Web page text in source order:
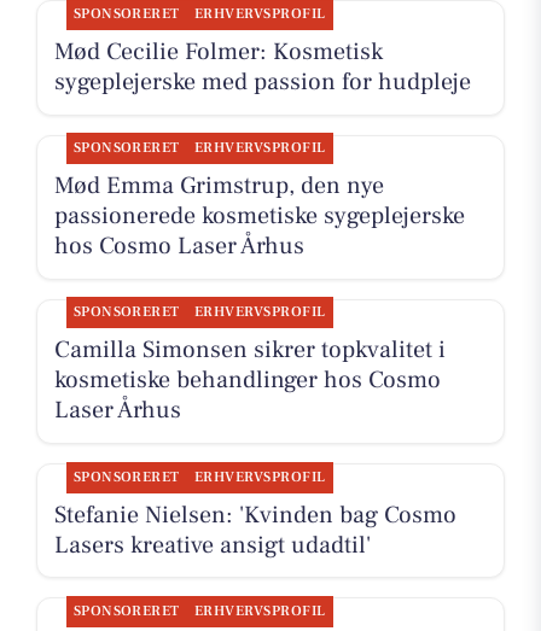
SPONSORERET ERHVERVSPROFIL
Mød Cecilie Folmer: Kosmetisk
sygeplejerske med passion for hudpleje
SPONSORERET ERHVERVSPROFIL
Mød Emma Grimstrup, den nye
passionerede kosmetiske sygeplejerske
hos Cosmo Laser Århus
SPONSORERET ERHVERVSPROFIL
Camilla Simonsen sikrer topkvalitet i
kosmetiske behandlinger hos Cosmo
Laser Århus
SPONSORERET ERHVERVSPROFIL
Stefanie Nielsen: 'Kvinden bag Cosmo
Lasers kreative ansigt udadtil'
SPONSORERET ERHVERVSPROFIL